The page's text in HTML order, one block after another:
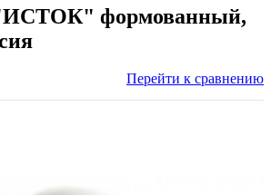
"ИСТОК" формованный,
Перейти к сравнению